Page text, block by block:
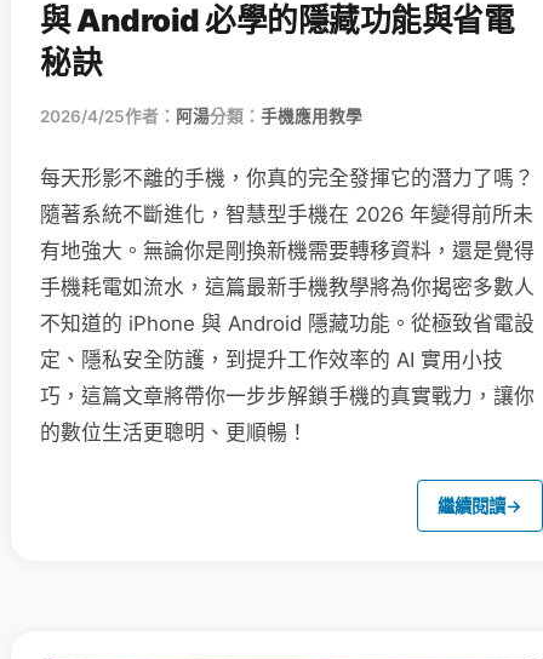
與 Android 必學的隱藏功能與省電
秘訣
2026/4/25作者： 阿湯分類： 手機應用教學
每天形影不離的手機，你真的完全發揮它的潛力了嗎？
隨著系統不斷進化，智慧型手機在 2026 年變得前所未
有地強大。無論你是剛換新機需要轉移資料，還是覺得
手機耗電如流水，這篇最新手機教學將為你揭密多數人
不知道的 iPhone 與 Android 隱藏功能。從極致省電設
定、隱私安全防護，到提升工作效率的 AI 實用小技
巧，這篇文章將帶你一步步解鎖手機的真實戰力，讓你
的數位生活更聰明、更順暢！
繼續閱讀→